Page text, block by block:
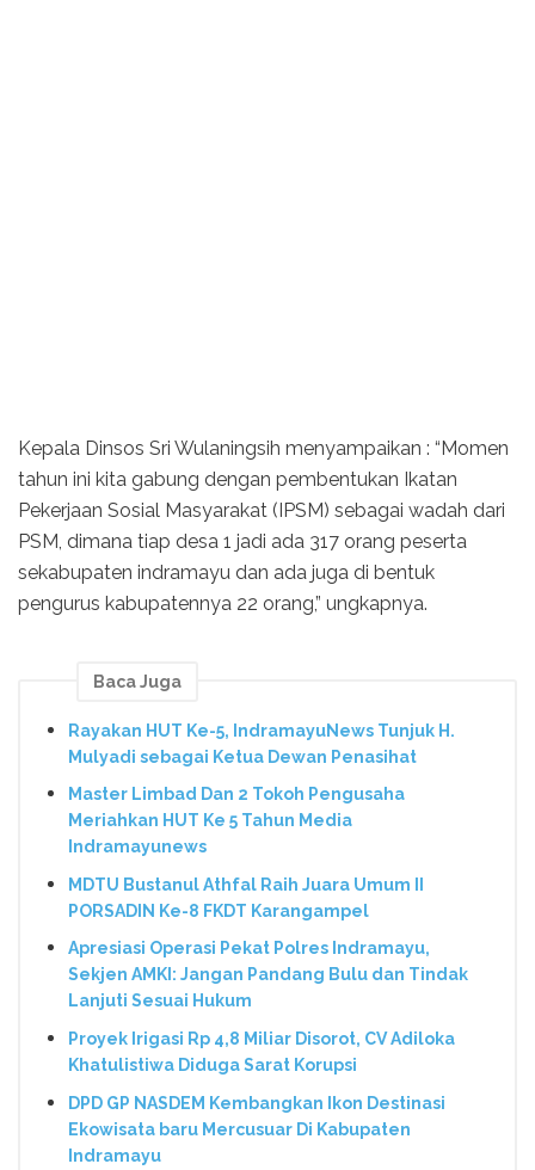
Kepala Dinsos Sri Wulaningsih menyampaikan : “Momen
tahun ini kita gabung dengan pembentukan Ikatan
Pekerjaan Sosial Masyarakat (IPSM) sebagai wadah dari
PSM, dimana tiap desa 1 jadi ada 317 orang peserta
sekabupaten indramayu dan ada juga di bentuk
pengurus kabupatennya 22 orang,” ungkapnya.
Baca Juga
Rayakan HUT Ke-5, IndramayuNews Tunjuk H.
Mulyadi sebagai Ketua Dewan Penasihat
Master Limbad Dan 2 Tokoh Pengusaha
Meriahkan HUT Ke 5 Tahun Media
Indramayunews
MDTU Bustanul Athfal Raih Juara Umum II
PORSADIN Ke-8 FKDT Karangampel
Apresiasi Operasi Pekat Polres Indramayu,
Sekjen AMKI: Jangan Pandang Bulu dan Tindak
Lanjuti Sesuai Hukum
Proyek Irigasi Rp 4,8 Miliar Disorot, CV Adiloka
Khatulistiwa Diduga Sarat Korupsi
DPD GP NASDEM Kembangkan Ikon Destinasi
Ekowisata baru Mercusuar Di Kabupaten
Indramayu